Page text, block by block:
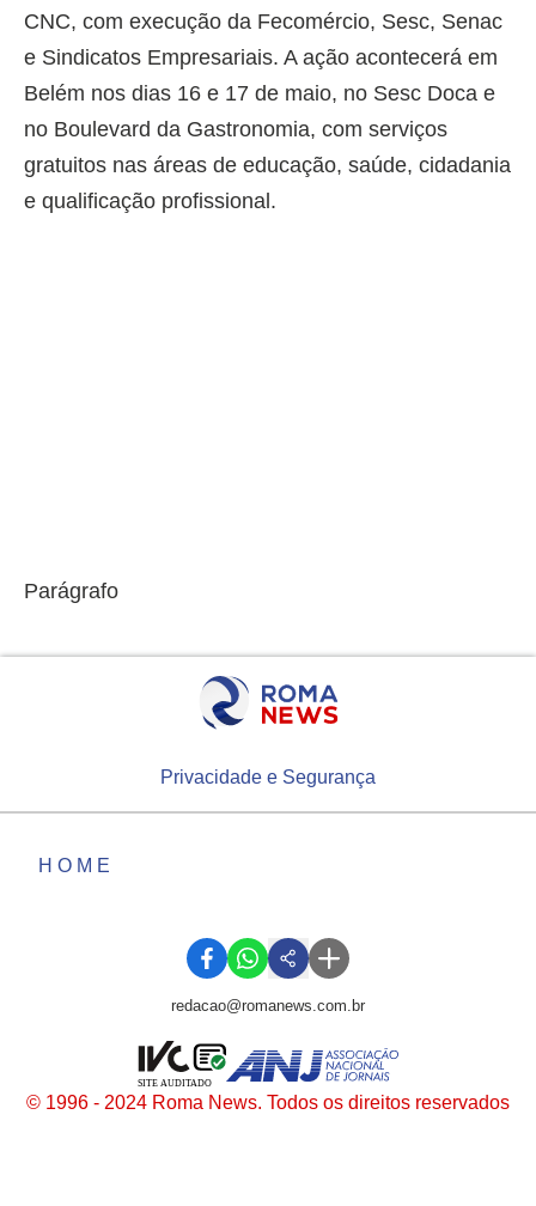
CNC, com execução da Fecomércio, Sesc, Senac
e Sindicatos Empresariais. A ação acontecerá em
Belém nos dias 16 e 17 de maio, no Sesc Doca e
no Boulevard da Gastronomia, com serviços
gratuitos nas áreas de educação, saúde, cidadania
e qualificação profissional.
Parágrafo
Privacidade e Segurança
HOME
redacao@romanews.com.br
© 1996 - 2024 Roma News. Todos os direitos reservados
SITE AUDITADO